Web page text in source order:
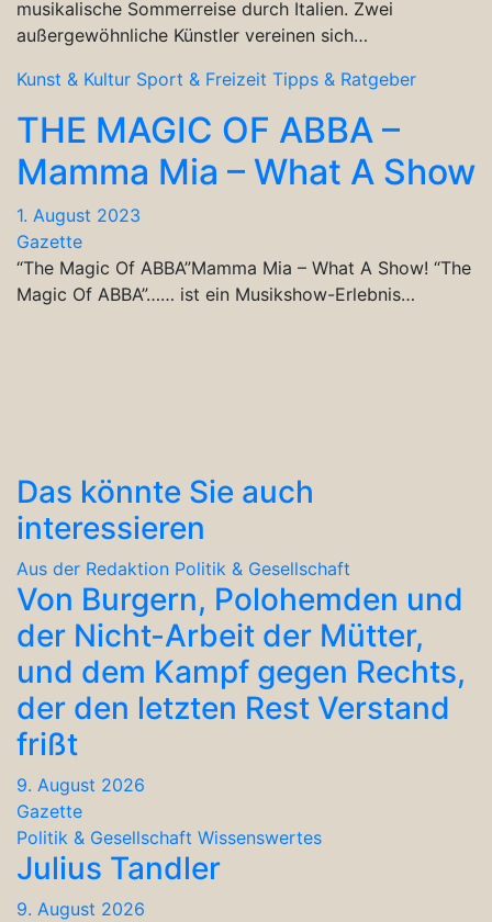
musikalische Sommerreise durch Italien. Zwei
außergewöhnliche Künstler vereinen sich…
Kunst & Kultur Sport & Freizeit Tipps & Ratgeber
THE MAGIC OF ABBA –
Mamma Mia – What A Show
1. August 2023
Gazette
“The Magic Of ABBA”Mamma Mia – What A Show! “The
Magic Of ABBA”…… ist ein Musikshow-Erlebnis…
Das könnte Sie auch
interessieren
Aus der Redaktion Politik & Gesellschaft
Von Burgern, Polohemden und
der Nicht-Arbeit der Mütter,
und dem Kampf gegen Rechts,
der den letzten Rest Verstand
frißt
9. August 2026
Gazette
Politik & Gesellschaft Wissenswertes
Julius Tandler
9. August 2026